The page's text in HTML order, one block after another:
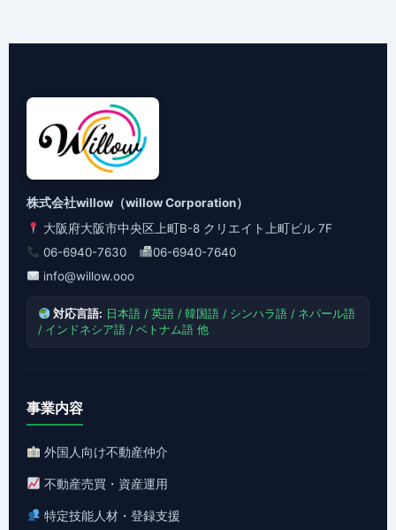
株式会社willow（willow Corporation）
大阪府大阪市中央区上町B-8 クリエイト上町ビル 7F
06-6940-7630
06-6940-7640
info@willow.ooo
対応言語: 日本語 / 英語 / 韓国語 / シンハラ語 / ネパール語
/ インドネシア語 / ベトナム語 他
事業内容
外国人向け不動産仲介
不動産売買・資産運用
特定技能人材・登録支援